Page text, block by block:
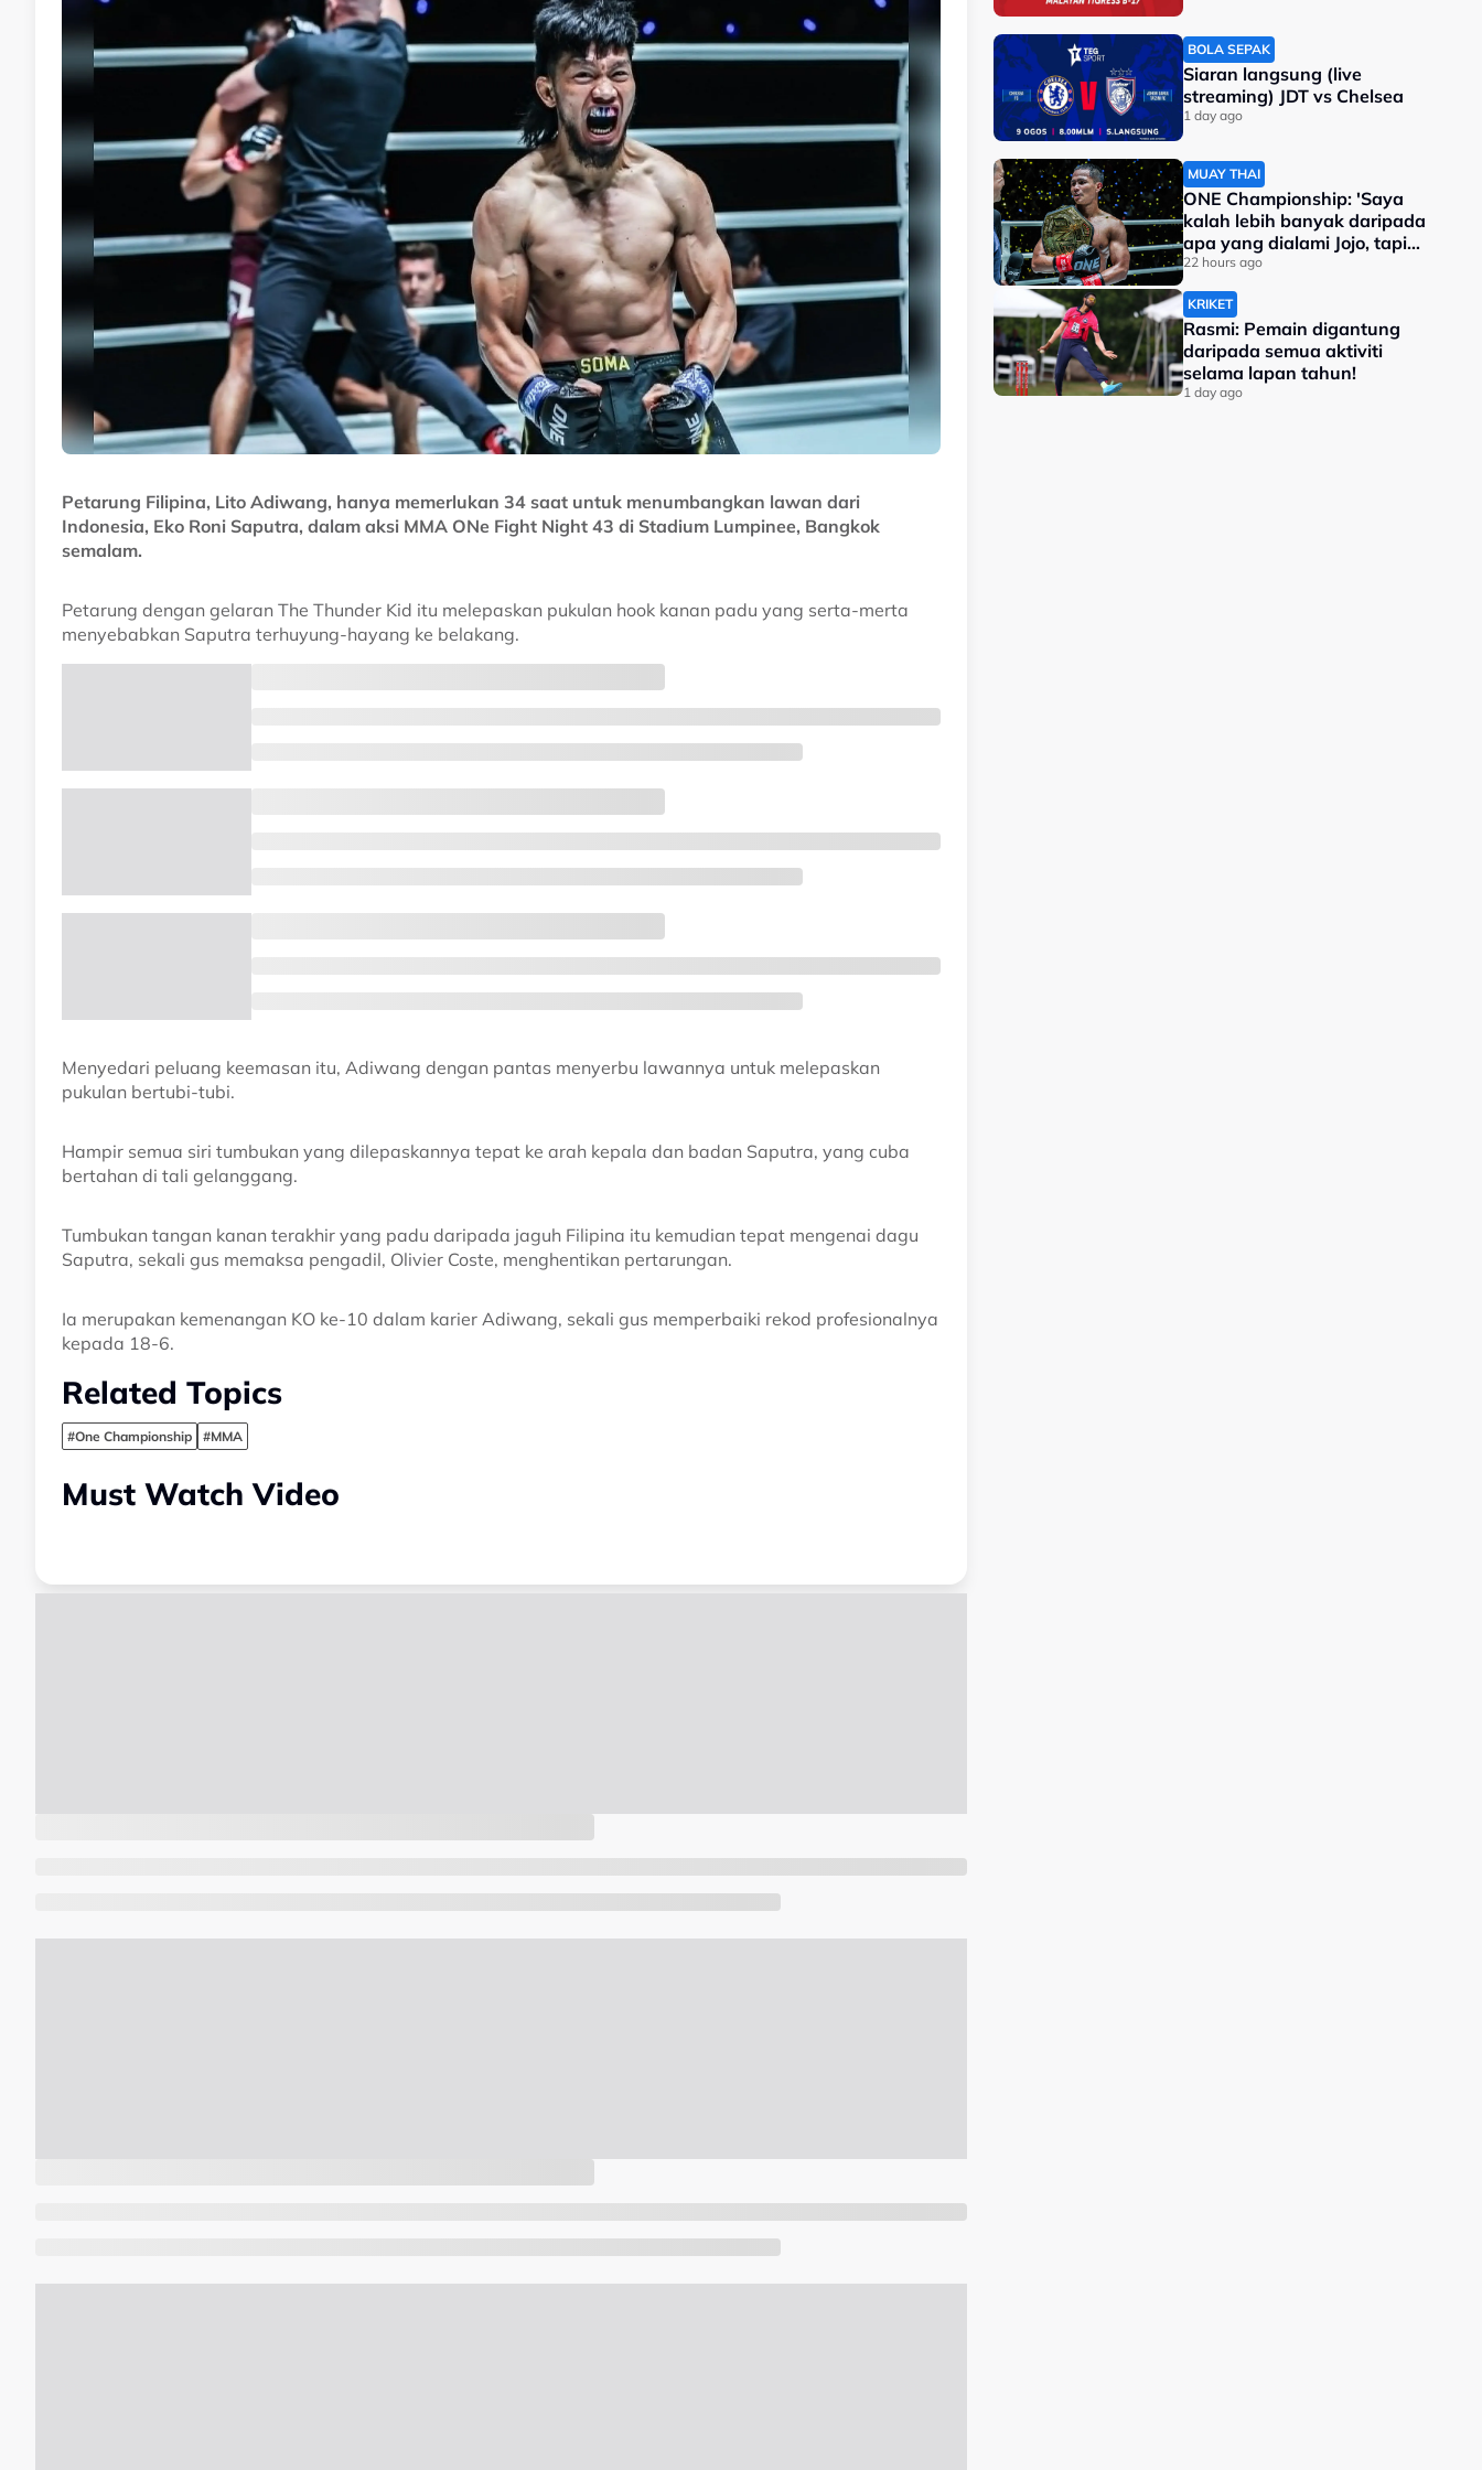
Petarung Filipina, Lito Adiwang, hanya memerlukan 34 saat untuk menumbangkan lawan dari
Indonesia, Eko Roni Saputra, dalam aksi MMA ONe Fight Night 43 di Stadium Lumpinee, Bangkok
semalam.
Petarung dengan gelaran The Thunder Kid itu melepaskan pukulan hook kanan padu yang serta-merta
menyebabkan Saputra terhuyung-hayang ke belakang.
Menyedari peluang keemasan itu, Adiwang dengan pantas menyerbu lawannya untuk melepaskan
pukulan bertubi-tubi.
Hampir semua siri tumbukan yang dilepaskannya tepat ke arah kepala dan badan Saputra, yang cuba
bertahan di tali gelanggang.
Tumbukan tangan kanan terakhir yang padu daripada jaguh Filipina itu kemudian tepat mengenai dagu
Saputra, sekali gus memaksa pengadil, Olivier Coste, menghentikan pertarungan.
Ia merupakan kemenangan KO ke-10 dalam karier Adiwang, sekali gus memperbaiki rekod profesionalnya
kepada 18-6.
Related Topics
#One Championship #MMA
Must Watch Video
BOLA SEPAK
Siaran langsung (live
streaming) JDT vs Chelsea
1 day ago
MUAY THAI
ONE Championship: 'Saya
kalah lebih banyak daripada
apa yang dialami Jojo, tapi
saya jadi juara dunia'
22 hours ago
KRIKET
Rasmi: Pemain digantung
daripada semua aktiviti
selama lapan tahun!
1 day ago